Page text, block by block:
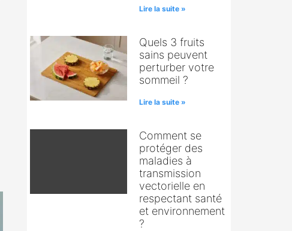
Lire la suite »
Quels 3 fruits
sains peuvent
perturber votre
sommeil ?
Lire la suite »
Comment se
protéger des
maladies à
transmission
vectorielle en
respectant santé
et environnement
?